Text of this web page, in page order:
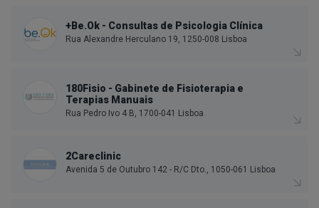
+Be.Ok - Consultas de Psicologia Clínica
Rua Alexandre Herculano 19, 1250-008 Lisboa
180Fisio - Gabinete de Fisioterapia e
Terapias Manuais
Rua Pedro Ivo 4 B, 1700-041 Lisboa
2Careclinic
Avenida 5 de Outubro 142 - R/C Dto., 1050-061 Lisboa